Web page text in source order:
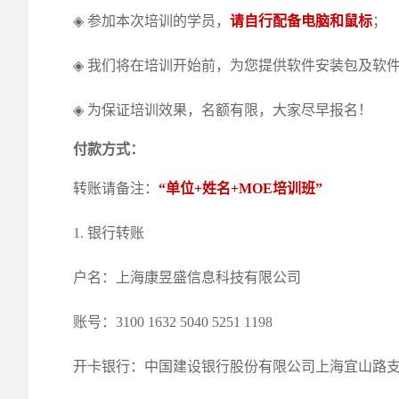
◈ 参加本次培训的学员， 请自行配备电脑和鼠标；
◈ 我们将在培训开始前，为您提供软件安装包及软
◈ 为保证培训效果，名额有限，大家尽早报名！
付款方式：
转账请备注： “单位+姓名+MOE培训班”
1. 银行转账
户名：上海康昱盛信息科技有限公司
账号：3100 1632 5040 5251 1198
开卡银行：中国建设银行股份有限公司上海宜山路